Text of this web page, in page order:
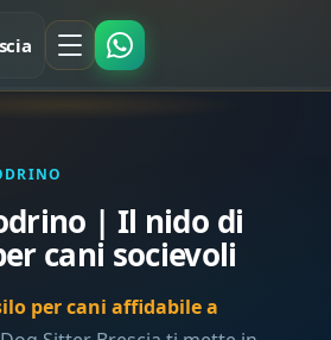
| Il nido di
cani socievoli
per cani affidabile a